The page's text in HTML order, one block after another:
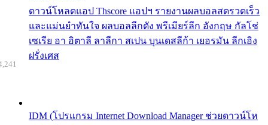
ดาวน์โหลดแอป Thscore แอปฯ รายงานผลบอลสดรวดเร็ว
และแม่นยำทันใจ ผลบอลลีกดัง พรีเมียร์ลีก อังกฤษ กัลโช่
เซเรีย อา อิตาลี ลาลีกา สเปน บุนเดสลีก้า เยอรมัน ลีกเอิง
ฝรั่งเศส
IDM (โปรแกรม Internet Download Manager ช่วยดาวน์โห